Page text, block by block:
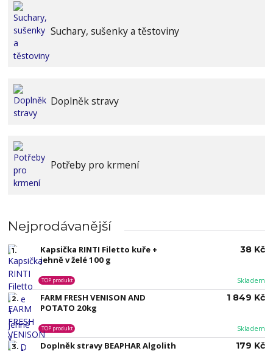
Suchary, sušenky a těstoviny
Doplněk stravy
Potřeby pro krmení
Nejprodávanější
1.
Kapsička RINTI Filetto kuře +
jehně v želé 100 g
Skladem
TOP produkt
38 Kč
2.
FARM FRESH VENISON AND
POTATO 20kg
Skladem
TOP produkt
1 849 Kč
3.
Doplněk stravy BEAPHAR Algolith
179 Kč